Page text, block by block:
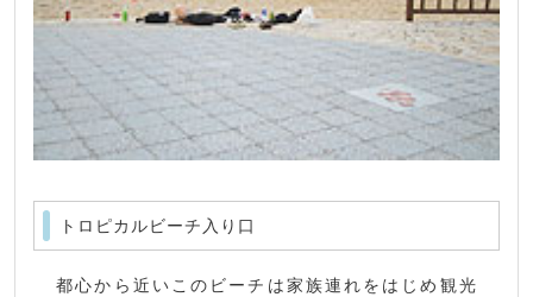
トロピカルビーチ入り口
都心から近いこのビーチは家族連れをはじめ観光